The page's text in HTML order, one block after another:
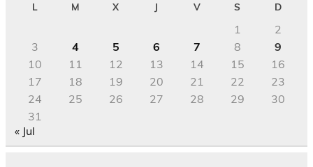
L M X J V S D
1
2
3
4 5 6 7 8
9
10
11 12 13 14 15
16
17
18 19 20 21 22
23
24
25 26 27 28 29
30
31
« Jul